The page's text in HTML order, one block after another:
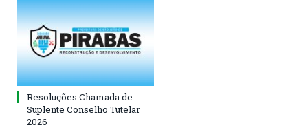
Resoluções Chamada de
Suplente Conselho Tutelar
2026